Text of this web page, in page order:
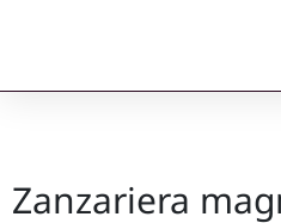
Zanzariera